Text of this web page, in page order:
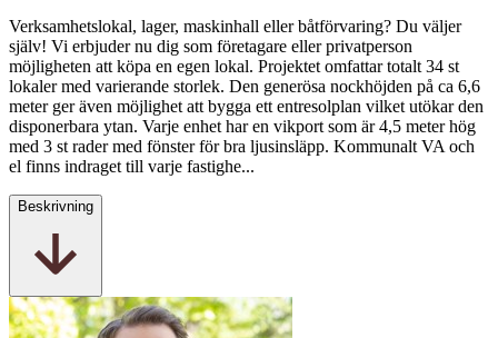
Verksamhetslokal, lager, maskinhall eller båtförvaring? Du väljer
själv! Vi erbjuder nu dig som företagare eller privatperson
möjligheten att köpa en egen lokal. Projektet omfattar totalt 34 st
lokaler med varierande storlek. Den generösa nockhöjden på ca 6,6
meter ger även möjlighet att bygga ett entresolplan vilket utökar den
disponerbara ytan. Varje enhet har en vikport som är 4,5 meter hög
med 3 st rader med fönster för bra ljusinsläpp. Kommunalt VA och
el finns indraget till varje fastighe...
Beskrivning